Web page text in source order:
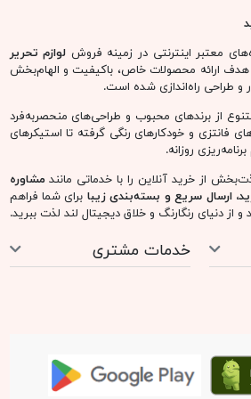
معتبر اینترنتی در زمینه فروش لوازم تحریر
ارائه محصولات خاص، باکیفیت و الهام‌بخش
و طراحی راه‌اندازی شده است.
از برندهای محبوب و طراحی‌های منحصربه‌فرد
فانتزی و خودکارهای رنگی گرفته تا استیکرهای
روزانه.
از خرید آنلاین را با خدماتی مانندمشاوره
ارسال سریع و بسته‌بندی زیبا برای شما فراهم
از دنیای رنگارنگ و خلاق دیجیتال لند لذت ببرید.
خدمات مشتری